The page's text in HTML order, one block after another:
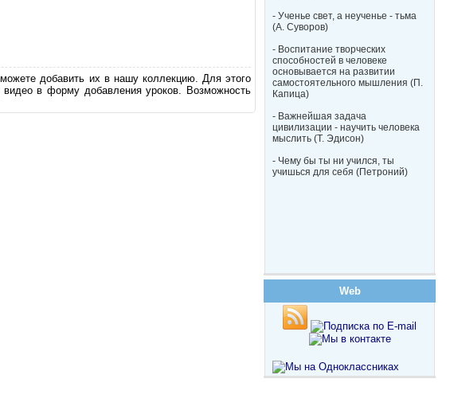
добавить их в нашу коллекцию. Для этого
видео в форму добавления уроков. Возможность
- Ученье свет, а неученье - тьма
(А. Суворов)
- Воспитание творческих
способностей в человеке
основывается на развитии
самостоятельного мышления (П.
Капица)
- Важнейшая задача
цивилизации - научить человека
мыслить (Т. Эдисон)
- Чему бы ты ни учился, ты
учишься для себя (Петроний)
Web